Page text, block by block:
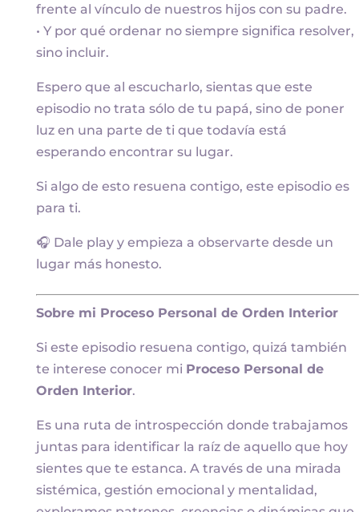
frente al vínculo de nuestros hijos con su padre.
• Y por qué ordenar no siempre significa resolver,
sino incluir.
Espero que al escucharlo, sientas que este
episodio no trata sólo de tu papá, sino de poner
luz en una parte de ti que todavía está
esperando encontrar su lugar.
Si algo de esto resuena contigo, este episodio es
para ti.
🎧 Dale play y empieza a observarte desde un
lugar más honesto.
Sobre mi Proceso Personal de Orden Interior
Si este episodio resuena contigo, quizá también
te interese conocer mi Proceso Personal de
Orden Interior.
Es una ruta de introspección donde trabajamos
juntas para identificar la raíz de aquello que hoy
sientes que te estanca. A través de una mirada
sistémica, gestión emocional y mentalidad,